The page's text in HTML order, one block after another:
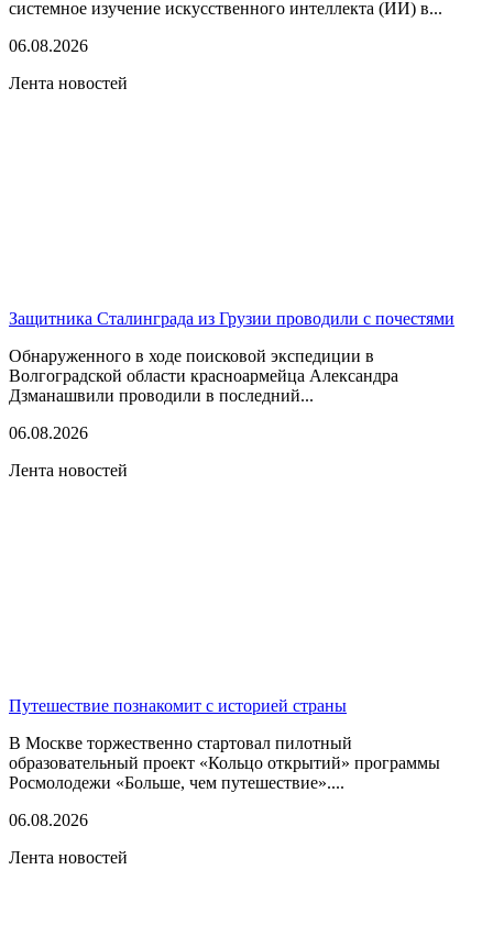
системное изучение искусственного интеллекта (ИИ) в...
06.08.2026
Лента новостей
Защитника Сталинграда из Грузии проводили с почестями
Обнаруженного в ходе поисковой экспедиции в
Волгоградской области красноармейца Александра
Дзманашвили проводили в последний...
06.08.2026
Лента новостей
Путешествие познакомит с историей страны
В Москве торжественно стартовал пилотный
образовательный проект «Кольцо открытий» программы
Росмолодежи «Больше, чем путешествие»....
06.08.2026
Лента новостей